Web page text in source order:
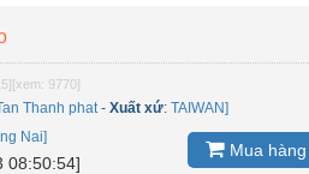
[xem: 9770]
Thanh phat-Xuất xứ:TAIWAN]
Nai]
08:50:54]
Mua hàng